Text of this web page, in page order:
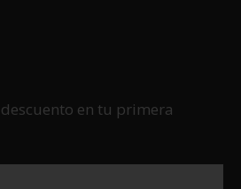
descuento en tu primera